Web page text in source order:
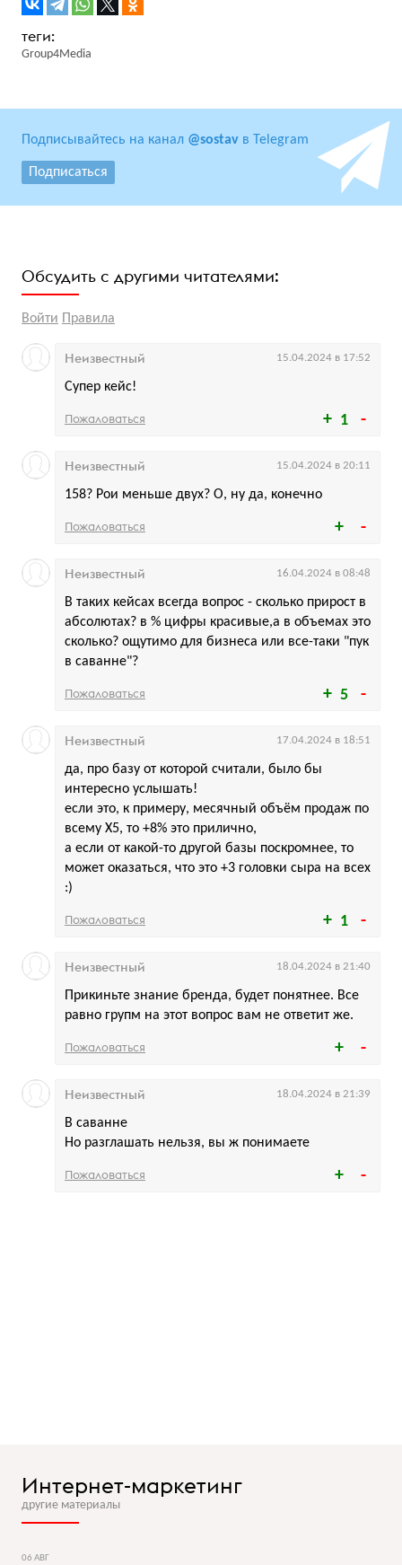
Group4Media
Подписывайтесь на канал @sostav в Telegram
Подписаться
Обсудить с другими читателями:
Войти Правила
1
Супер кейс!
Неизвестный 15.04.2024 в 17:52
Пожаловаться
158? Рои меньше двух? О, ну да, конечно
Неизвестный 15.04.2024 в 20:11
Пожаловаться
5
В таких кейсах всегда вопрос - сколько прирост в
абсолютах? в % цифры красивые,а в объемах это
сколько? ощутимо для бизнеса или все-таки "пук
в саванне"?
Неизвестный 16.04.2024 в 08:48
Пожаловаться
1
да, про базу от которой считали, было бы
интересно услышать!
если это, к примеру, месячный объём продаж по
всему X5, то +8% это прилично,
а если от какой-то другой базы поскромнее, то
может оказаться, что это +3 головки сыра на всех
:)
Неизвестный 17.04.2024 в 18:51
Пожаловаться
Прикиньте знание бренда, будет понятнее. Все
равно групм на этот вопрос вам не ответит же.
Неизвестный 18.04.2024 в 21:40
Пожаловаться
В саванне
Но разглашать нельзя, вы ж понимаете
Неизвестный 18.04.2024 в 21:39
Пожаловаться
Интернет-маркетинг
другие материалы
06 АВГ